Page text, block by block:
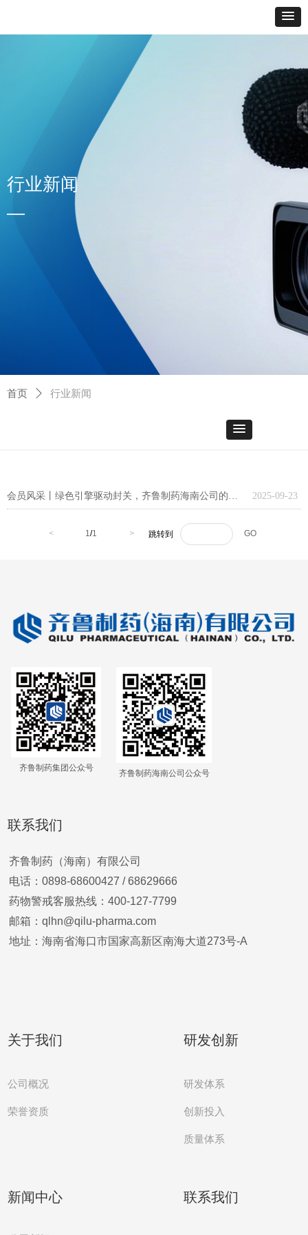
行业新闻
—
首页 ꄲ 行业新闻
2025-09-23
会员风采丨绿色引擎驱动封关，齐鲁制药海南公司的零碳先行路
< 1/1 > 跳转到 GO
齐鲁制药集团公众号
齐鲁制药海南公司公众号
关于我们
公司概况
荣誉资质
研发创新
研发体系
创新投入
质量体系
新闻中心 联系我们
联系我们
齐鲁制药（海南）有限公司
电话：0898-68600427 /68629666
药物警戒客服热线：400-127-7799
邮箱：qlhn@qilu-pharma.com
地址：海南省海口市国家高新区南海大道273号-A